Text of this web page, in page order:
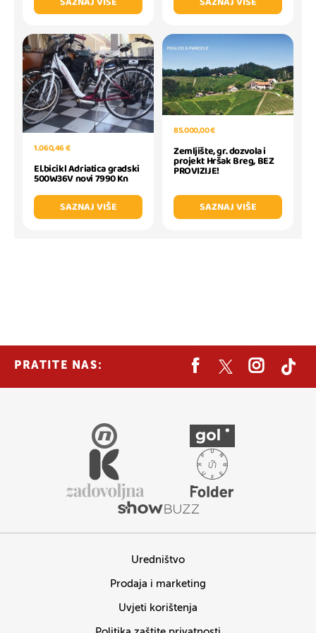
1.060,46 €
El.bicikl Adriatica gradski
500W36V novi 7990 Kn
SAZNAJ VIŠE
85.000,00 €
Zemljište, gr. dozvola i
projekt Hršak Breg, BEZ
PROVIZIJE!
SAZNAJ VIŠE
PRATITE NAS:
Uredništvo
Prodaja i marketing
Uvjeti korištenja